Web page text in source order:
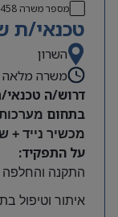
קרן השתלמות
עובד חברה
מיקום: חדרה
מספר משרה
טכנאי/ת
השרון
משרה מלאה
דרוש/ה
בתחום
מכשיר נייד +
על התפקיד:
התקנה והחלפה
איתור וטיפול